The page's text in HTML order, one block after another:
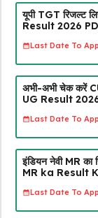
यूपी TGT रिजल्ट
Result 2026
Last Date To
अभी-अभी चेक करें
UG Result
Last Date To
इंडियन नेवी MR
MR ka Result
Last Date To